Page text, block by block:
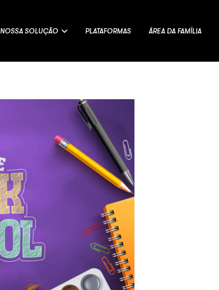
NOSSA SOLUÇÃO PLATAFORMAS ÁREA DA FAMÍLIA